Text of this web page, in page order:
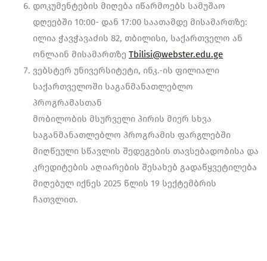
დოკუმენტების მიღება იწარმოებს სამუშაო
დღეებში 10:00- დან 17:00 საათამდე მისამართზე:
ილია ჭავჭავაძის 82, თბილისი, საქართველო ან
ონლაინ მისამართზე Tbilisi@webster.edu.ge
ვებსტერ უნივერსიტეტი, ინკ.-ის ფილიალი
საქართველოში საგანმანათლებლო
პროგრამასთან
მობილობის მსურველი პირის მიერ სხვა
საგანმანათლებლო პროგრამის ფარგლებში
მიღწეული სწავლის შედეგების თავსებადობისა და
კრედიტების აღიარების შესახებ გადაწყვეტილება
მიღებულ იქნეს 2025 წლის 19 სექტემბრის
ჩათვლით.